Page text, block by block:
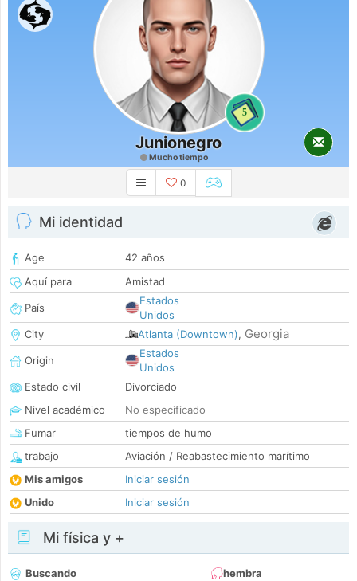
5
Junionegro
Mucho tiempo
0
Mi identidad
Age
42 años
Aquí para
Amistad
País
Estados
Unidos
City
Atlanta (Downtown), Georgia
Origin
Estados
Unidos
Estado civil
Divorciado
Nivel académico
No especificado
Fumar
tiempos de humo
trabajo
Aviación / Reabastecimiento marítimo
Mis amigos
Iniciar sesión
Unido
Iniciar sesión
Mi física y +
Buscando
hembra